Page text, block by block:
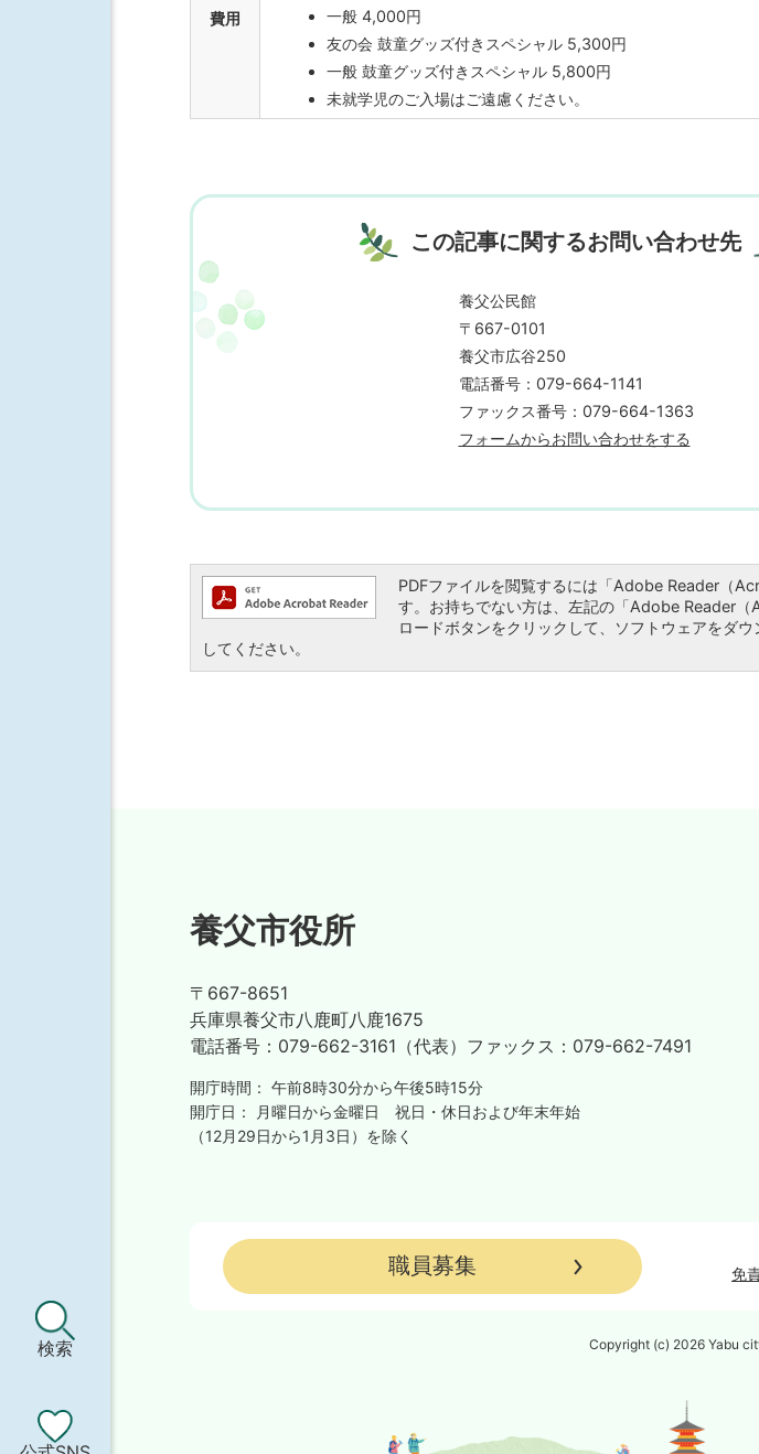
検索
費用
一般 4,000円
友の会 鼓童グッズ付きスペシャル 5,300円
一般 鼓童グッズ付きスペシャル 5,800円
未就学児のご入場はご遠慮ください。
この記事に関するお問い合わせ先
養父公民館
〒667-0101
養父市広谷250
電話番号：079-664-1141
ファックス番号：079-664-1363
フォームからお問い合わせをする
PDFファイルを閲覧するには「Adobe Reader（
す。お持ちでない方は、左記の「Adobe Reader
ロードボタンをクリックして、ソフトウェアをダ
してください。
養父市役所
〒667-8651
兵庫県養父市八鹿町八鹿1675
電話番号： 079-662-3161（代表） ファックス： 079-662-7491
開庁時間： 午前8時30分から午後5時15分
開庁日：
月曜日から金曜日
祝日・休日および年末年始
（12月29日から1月3日）を除く
職員募集
免
Copyright (c) 2026 Yabu